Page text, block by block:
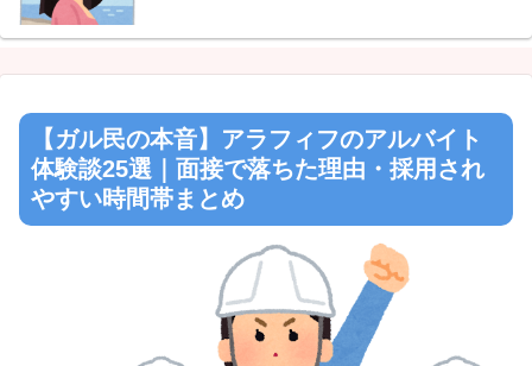
【ガル民の本音】アラフィフのアルバイト
体験談25選｜面接で落ちた理由・採用され
やすい時間帯まとめ